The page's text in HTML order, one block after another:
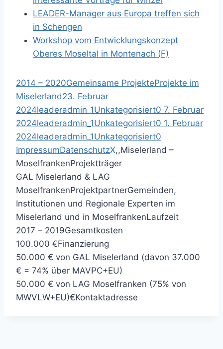
LEADER-Manager aus Europa treffen sich
in Schengen
Workshop vom Entwicklungskonzept
Oberes Moseltal in Montenach (F)
2014 – 2020Gemeinsame ProjekteProjekte im
Miselerland23. Februar
2024leaderadmin_1Unkategorisiert0 7. Februar
2024leaderadmin_1Unkategorisiert0 1. Februar
2024leaderadmin_1Unkategorisiert0
ImpressumDatenschutzX,,Miselerland –
MoselfrankenProjektträger
GAL Miselerland & LAG
MoselfrankenProjektpartnerGemeinden,
Institutionen und Regionale Experten im
Miselerland und in MoselfrankenLaufzeit
2017 – 2019Gesamtkosten
100.000 €Finanzierung
50.000 € von GAL Miselerland (davon 37.000
€ = 74% über MAVPC+EU)
50.000 € von LAG Moselfranken (75% von
MWVLW+EU)€Kontaktadresse